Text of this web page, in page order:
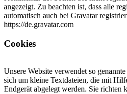
angezeigt. Zu beachten ist, dass alle
automatisch auch bei Gravatar
https://de.gravatar.com
Cookies
Unsere Website verwendet so
sich um kleine Textdateien, die mit
Endgerät abgelegt werden. Sie richten